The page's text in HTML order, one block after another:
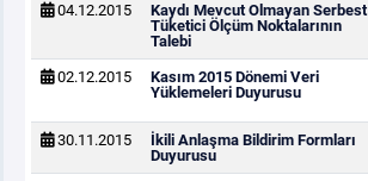
04.12.2015
Kaydı Mevcut Olmayan Serbest
Tüketici Ölçüm Noktalarının
Talebi
02.12.2015
Kasım 2015 Dönemi Veri
Yüklemeleri Duyurusu
30.11.2015
İkili Anlaşma Bildirim Formları
Duyurusu